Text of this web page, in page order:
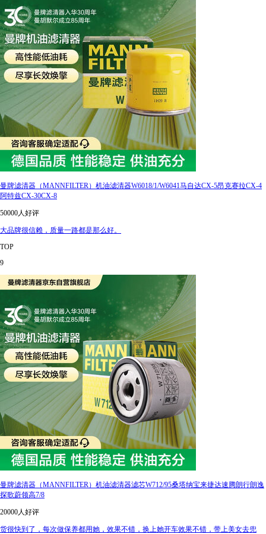
曼牌滤清器（MANNFILTER）机油滤清器W6018/1/W6041马自达CX-5昂克赛拉CX-4
阿特兹CX-30CX-8
50000人好评
大品牌很信赖，质量一路都是那么好。
TOP
9
曼牌滤清器（MANNFILTER）机油滤清器滤芯W712/95桑塔纳宝来捷达速腾朗行朗逸
探歌蔚领高7/8
20000人好评
货很快到了，每次做保养都用她，效果不错，换上她开车效果不错，带上美女去兜